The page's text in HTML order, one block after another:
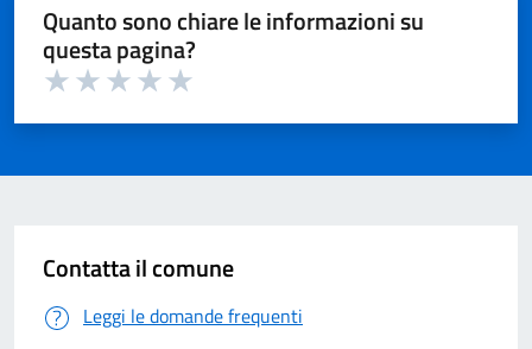
Quanto sono chiare le informazioni su
questa pagina?
Contatta il comune
Leggi le domande frequenti